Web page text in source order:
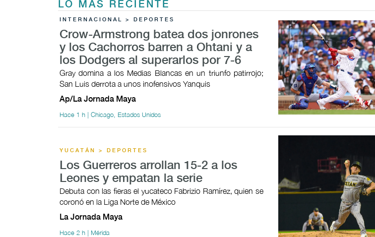
LO MÁS RECIENTE
INTERNACIONAL > DEPORTES
Crow-Armstrong batea dos jonrones
y los Cachorros barren a Ohtani y a
los Dodgers al superarlos por 7-6
Gray domina a los Medias Blancas en un triunfo patirrojo;
San Luis derrota a unos inofensivos Yanquis
Ap/La Jornada Maya
Hace 1 h | Chicago, Estados Unidos
YUCATÁN > DEPORTES
Los Guerreros arrollan 15-2 a los
Leones y empatan la serie
Debuta con las fieras el yucateco Fabrizio Ramírez, quien se
coronó en la Liga Norte de México
La Jornada Maya
Hace 2 h | Mérida